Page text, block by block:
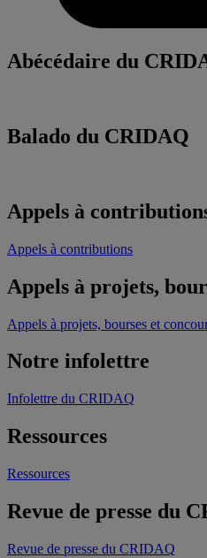
Abécédaire du
Balado du CRIDAQ
Appels à
Appels à contributions
Appels à projets,
Appels à projets, bourses et
Notre infolettre
Infolettre du CRIDAQ
Ressources
Ressources
Revue de presse du
Revue de presse du CRIDAQ